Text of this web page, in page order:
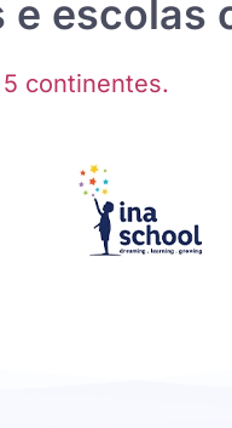
escolas
5 continentes.